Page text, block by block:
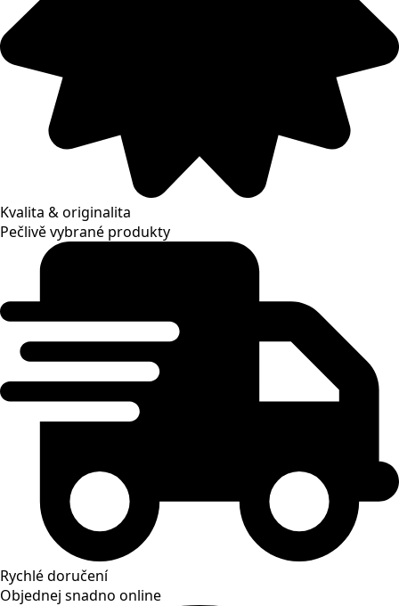
Kvalita & originalita
Pečlivě vybrané produkty
Rychlé doručení
Objednej snadno online